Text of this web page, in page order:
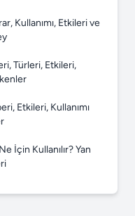
Kullanımı, Etkileri ve
Türleri, Etkileri,
Etkileri, Kullanımı
İçin Kullanılır? Yan